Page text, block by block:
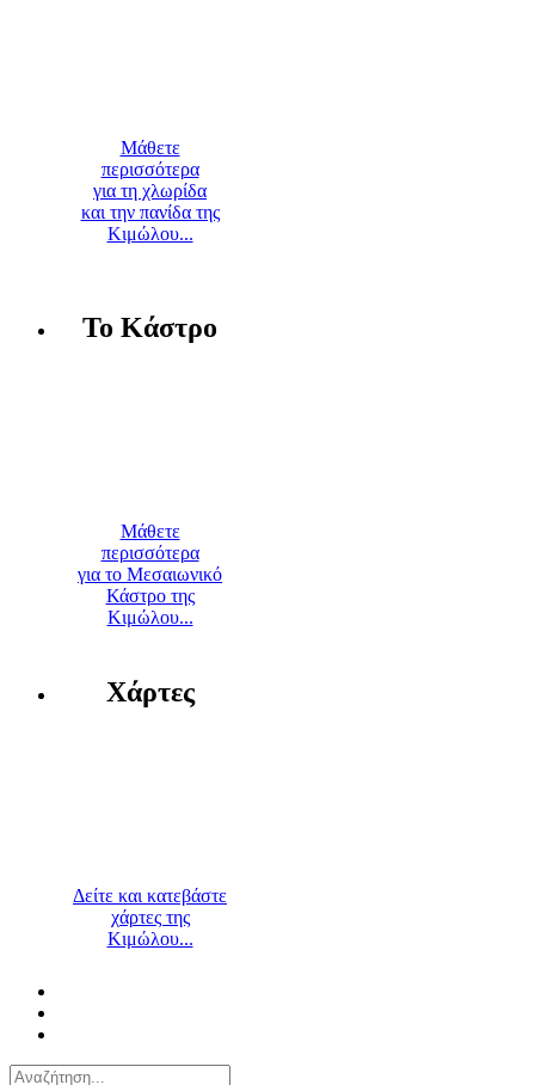
Μάθετε
περισσότερα
για τη χλωρίδα
και την πανίδα της
Κιμώλου...
Το Κάστρο
Μάθετε
περισσότερα
για το Μεσαιωνικό
Κάστρο της
Κιμώλου...
Χάρτες
Δείτε και κατεβάστε
χάρτες της
Κιμώλου...